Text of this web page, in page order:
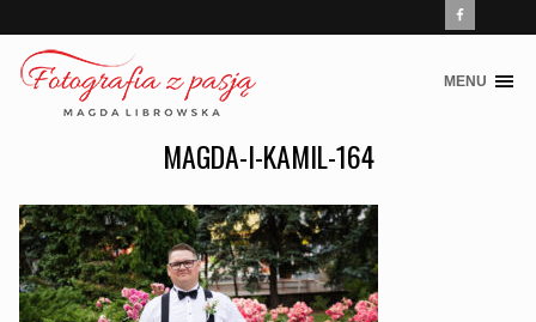
Skip
MENU
MAGDA-I-KAMIL-164